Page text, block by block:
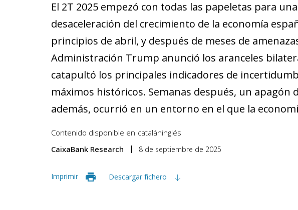
El 2T 2025 empezó con todas las papeletas para una
desaceleración del crecimiento de la economía
principios de abril, y después de meses de
Administración Trump anunció los aranceles
catapultó los principales indicadores de
máximos históricos. Semanas después, un
además, ocurrió en un entorno en el que la
Contenido disponible en cataláninglés
CaixaBank Research
8 de septiembre de 2025
Imprimir Descargar fichero